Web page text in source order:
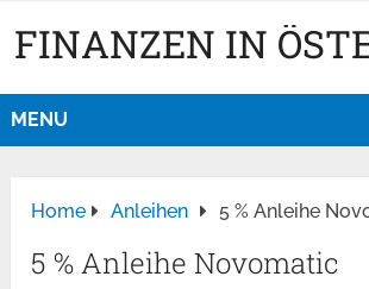
FINANZEN IN
MENU
Home Anleihen 5 % Anleihe
5 % Anleihe Novomatic